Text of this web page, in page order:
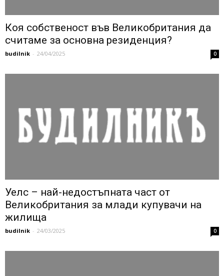
Коя собственост във Великобритания да
считаме за основна резиденция?
budilnik - 24/04/2025 0
Уелс – най-недостъпната част от
Великобритания за млади купувачи на
жилища
budilnik - 24/03/2025 0